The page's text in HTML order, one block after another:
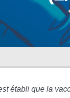
établi que la